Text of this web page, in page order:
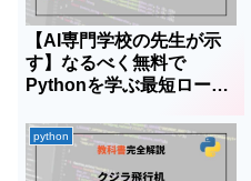
【AI専門学校の先生が示
す】なるべく無料で
Pythonを学ぶ最短ロード
別AIまで】
python